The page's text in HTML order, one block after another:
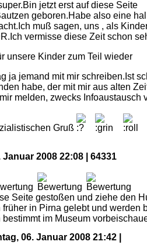
jetzt erst auf diese Seite
geboren.Habe also eine
muß sagen, uns , als
vermisse diese Zeit schon
unsere Kinder zum Teil wieder
ja jemand mit mir schreiben.Ist
habe, der mit mir aus alten
melden, zwecks Infoaustausch
Gruß
Januar 2008 22:08 | 64331
Seite gestoßen und ziehe den
in Pirna gelebt und werden
im Museum
06. Januar 2008 21:42 |